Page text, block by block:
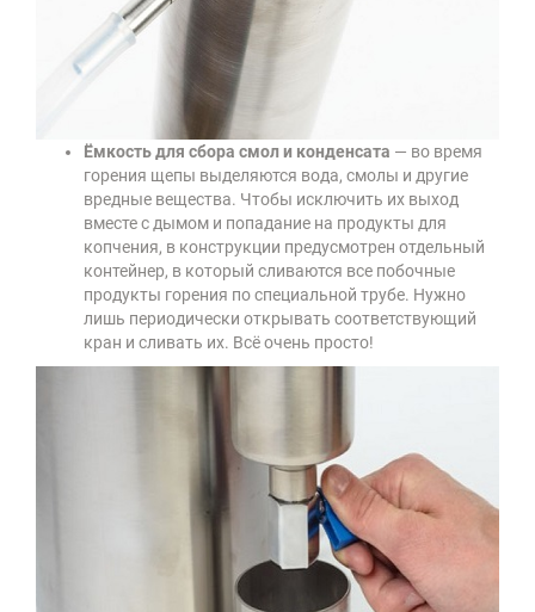
Ёмкость для сбора смол и конденсата — во время
горения щепы выделяются вода, смолы и другие
вредные вещества. Чтобы исключить их выход
вместе с дымом и попадание на продукты для
копчения, в конструкции предусмотрен отдельный
контейнер, в который сливаются все побочные
продукты горения по специальной трубе. Нужно
лишь периодически открывать соответствующий
кран и сливать их. Всё очень просто!